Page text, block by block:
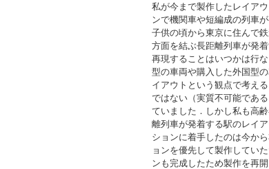
私が今まで製作したレイア
ンで機関車や短編成の列車
子供の頃から東京に住んで
方面を結ぶ長距離列車が発
再現することはいつかは行
型の車両や購入した外国型
イアウトという観点で考え
ではない（実質不可能であ
ていました．しかし私も高
離列車が発着する駅のレイ
ションに着手したのは今か
ョンを優先して製作してい
ンも完成したため製作を再